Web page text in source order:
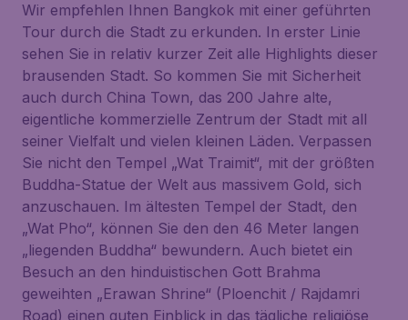
Wir empfehlen Ihnen Bangkok mit einer geführten
Tour durch die Stadt zu erkunden. In erster Linie
sehen Sie in relativ kurzer Zeit alle Highlights dieser
brausenden Stadt. So kommen Sie mit Sicherheit
auch durch China Town, das 200 Jahre alte,
eigentliche kommerzielle Zentrum der Stadt mit all
seiner Vielfalt und vielen kleinen Läden. Verpassen
Sie nicht den Tempel „Wat Traimit“, mit der größten
Buddha-Statue der Welt aus massivem Gold, sich
anzuschauen. Im ältesten Tempel der Stadt, den
„Wat Pho“, können Sie den den 46 Meter langen
„liegenden Buddha“ bewundern. Auch bietet ein
Besuch an den hinduistischen Gott Brahma
geweihten „Erawan Shrine“ (Ploenchit / Rajdamri
Road) einen guten Einblick in das tägliche religiöse